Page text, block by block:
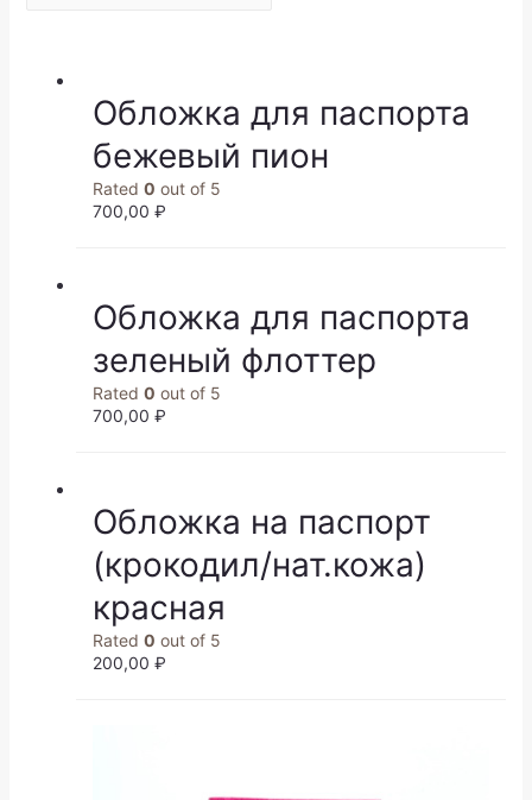
Обложка для паспорта
бежевый пион
Rated 0 out of 5
700,00 ₽
Обложка для паспорта
зеленый флоттер
Rated 0 out of 5
700,00 ₽
Обложка на паспорт
(крокодил/нат.кожа)
красная
Rated 0 out of 5
200,00 ₽